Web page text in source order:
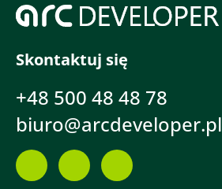
Skontaktuj się
+48 500 48 48 78
biuro@arcdeveloper.pl